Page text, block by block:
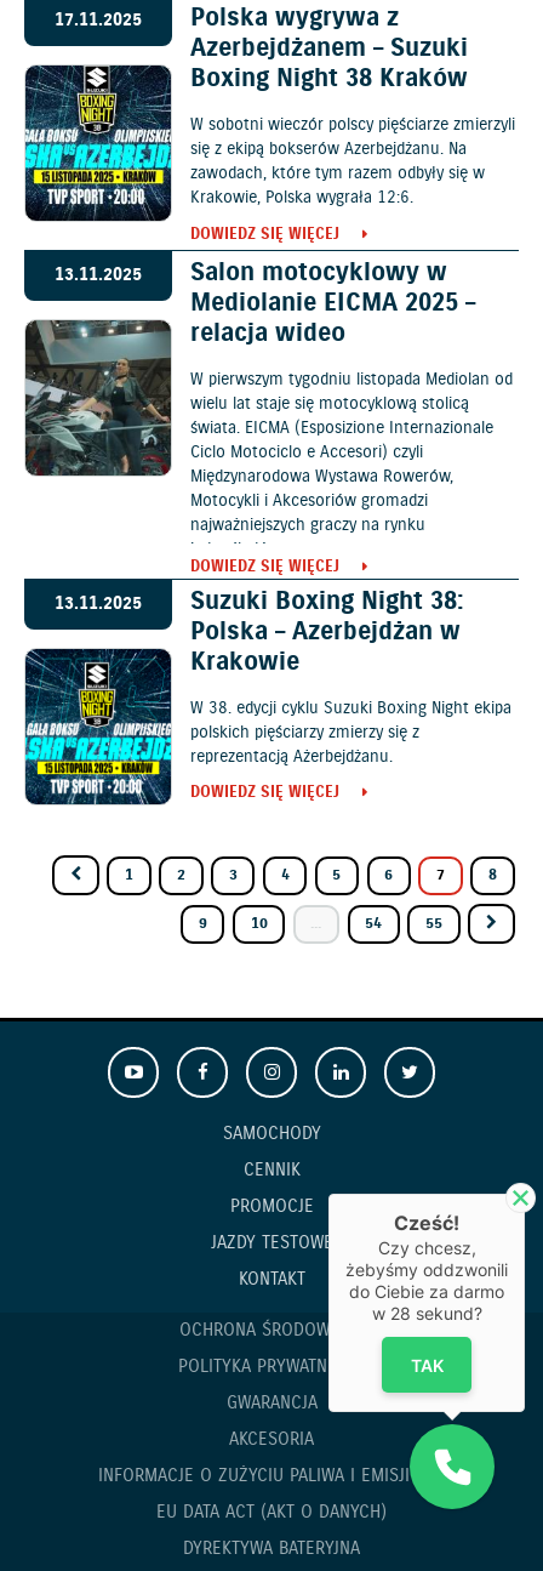
17.11.2025
Polska wygrywa z
Azerbejdżanem – Suzuki
Boxing Night 38 Kraków
W sobotni wieczór polscy pięściarze zmierzyli
się z ekipą bokserów Azerbejdżanu. Na
zawodach, które tym razem odbyły się w
Krakowie, Polska wygrała 12:6.
DOWIEDZ SIĘ WIĘCEJ
13.11.2025
Salon motocyklowy w
Mediolanie EICMA 2025 –
relacja wideo
W pierwszym tygodniu listopada Mediolan od
wielu lat staje się motocyklową stolicą
świata. EICMA (Esposizione Internazionale
Ciclo Motociclo e Accesori) czyli
Międzynarodowa Wystawa Rowerów,
Motocykli i Akcesoriów gromadzi
najważniejszych graczy na rynku
jednośladów.
DOWIEDZ SIĘ WIĘCEJ
13.11.2025
Suzuki Boxing Night 38:
Polska – Azerbejdżan w
Krakowie
W 38. edycji cyklu Suzuki Boxing Night ekipa
polskich pięściarzy zmierzy się z
reprezentacją Ażerbejdżanu.
DOWIEDZ SIĘ WIĘCEJ
1 2 3 4 5 6 7 8
9 10 ... 54 55
SAMOCHODY
CENNIK
PROMOCJE
JAZDY TESTOWE
KONTAKT
OCHRONA ŚRODOWISKA
POLITYKA PRYWATNOŚCI
GWARANCJA
AKCESORIA
INFORMACJE O ZUŻYCIU PALIWA I EMISJI CO
2
EU DATA ACT (AKT O DANYCH)
DYREKTYWA BATERYJNA
Cześć!
Czy chcesz,
żebyśmy oddzwonili
do Ciebie za darmo
w 28 sekund?
TAK